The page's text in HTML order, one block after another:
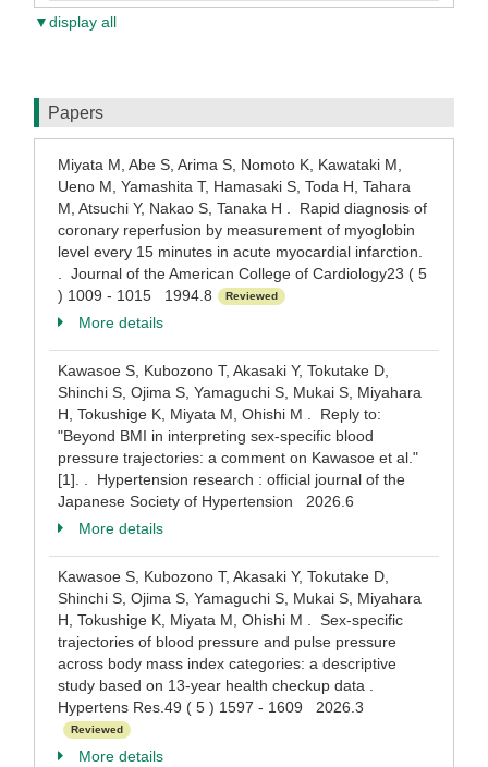
▼display all
Papers
Miyata M, Abe S, Arima S, Nomoto K, Kawataki M,
Ueno M, Yamashita T, Hamasaki S, Toda H, Tahara
M, Atsuchi Y, Nakao S, Tanaka H . Rapid diagnosis of
coronary reperfusion by measurement of myoglobin
level every 15 minutes in acute myocardial infarction.
. Journal of the American College of Cardiology23 ( 5
) 1009 - 1015 1994.8
Reviewed
More details
Kawasoe S, Kubozono T, Akasaki Y, Tokutake D,
Shinchi S, Ojima S, Yamaguchi S, Mukai S, Miyahara
H, Tokushige K, Miyata M, Ohishi M . Reply to:
"Beyond BMI in interpreting sex-specific blood
pressure trajectories: a comment on Kawasoe et al."
[1]. . Hypertension research : official journal of the
Japanese Society of Hypertension 2026.6
More details
Kawasoe S, Kubozono T, Akasaki Y, Tokutake D,
Shinchi S, Ojima S, Yamaguchi S, Mukai S, Miyahara
H, Tokushige K, Miyata M, Ohishi M . Sex-specific
trajectories of blood pressure and pulse pressure
across body mass index categories: a descriptive
study based on 13-year health checkup data .
Hypertens Res.49 ( 5 ) 1597 - 1609 2026.3
Reviewed
More details